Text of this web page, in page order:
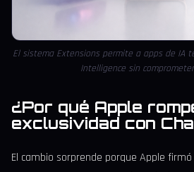
El sistema Extensions permite a apps de IA
Intelligence sin
¿Por qué Apple
exclusividad con
El cambio sorprende porque Apple